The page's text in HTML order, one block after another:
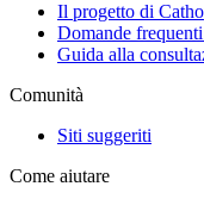
Il progetto di
Domande
Guida alla
Comunità
Siti suggeriti
Come aiutare